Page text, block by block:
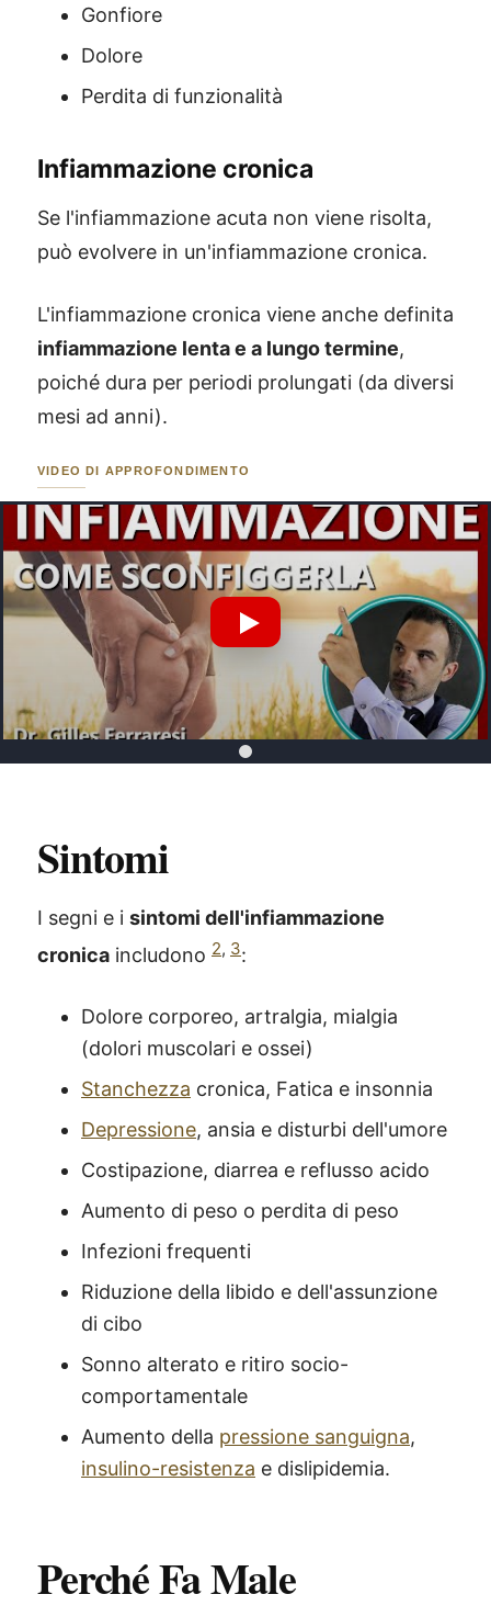
Gonfiore
Dolore
Perdita di funzionalità
Infiammazione cronica
Se l'infiammazione acuta non viene risolta,
può evolvere in un'infiammazione cronica.
L'infiammazione cronica viene anche definita
infiammazione lenta e a lungo termine,
poiché dura per periodi prolungati (da diversi
mesi ad anni).
VIDEO DI APPROFONDIMENTO
Riproduci Video YouTube
Sintomi
I segni e i sintomi dell'infiammazione
cronica includono 2, 3:
Dolore corporeo, artralgia, mialgia
(dolori muscolari e ossei)
Stanchezza cronica, Fatica e insonnia
Depressione, ansia e disturbi dell'umore
Costipazione, diarrea e reflusso acido
Aumento di peso o perdita di peso
Infezioni frequenti
Riduzione della libido e dell'assunzione
di cibo
Sonno alterato e ritiro socio-
comportamentale
Aumento della pressione sanguigna,
insulino-resistenza e dislipidemia.
Perché Fa Male